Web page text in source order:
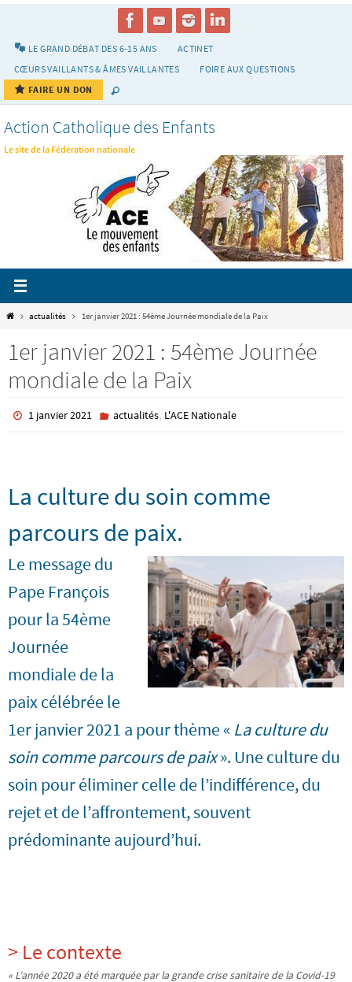
LE GRAND DÉBAT DES 6-15 ANS
ACTINET
CŒURS VAILLANTS & ÂMES VAILLANTES
FOIRE AUX QUESTIONS
FAIRE UN DON
Action Catholique des Enfants
Le site de la Fédération nationale
Homeactualités 1er janvier 2021 : 54ème Journée mondiale de la Paix
1er janvier 2021 : 54ème Journée
mondiale de la Paix
1 janvier 2021 actualités, L'ACE Nationale
La culture du soin comme
parcours de paix.
Le message du
Pape François
pour la 54ème
Journée
mondiale de la
paix célébrée le
1er janvier 2021 a pour thème « La culture du
soin comme parcours de paix». Une culture du
soin pour éliminer celle de l’indifférence, du
rejet et de l’affrontement, souvent
prédominante aujourd’hui.
> Le contexte
« L’année 2020 a été marquée par la grande crise sanitaire de la Covid-19